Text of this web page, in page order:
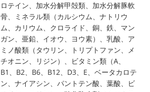
ロテイン、加水分解甲殻類、加水分解豚軟
骨、ミネラル類（カルシウム、ナトリウ
ム、カリウム、クロライド、銅、鉄、マン
ガン、亜鉛、イオウ、ヨウ素）、乳酸、ア
ミノ酸類（タウリン、トリプトファン、メ
チオニン、リジン）、ビタミン類（A、
B1、B2、B6、B12、D3、E、ベータカロテ
ン、ナイアシン、パントテン酸、葉酸、ビ